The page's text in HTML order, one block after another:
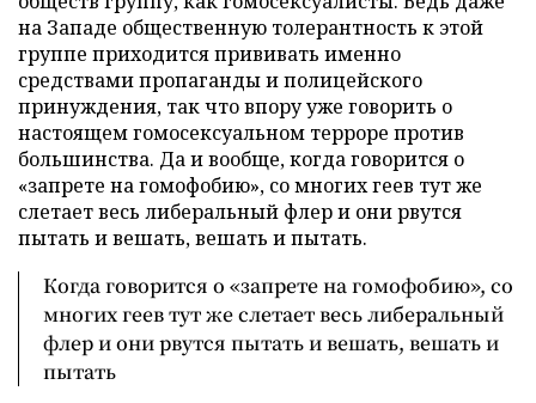
на Западе общественную толерантность к этой
группе приходится прививать именно
средствами пропаганды и полицейского
принуждения, так что впору уже говорить о
настоящем гомосексуальном терроре против
большинства. Да и вообще, когда говорится о
«запрете на гомофобию», со многих геев тут же
слетает весь либеральный флер и они рвутся
пытать и вешать, вешать и пытать.
Когда говорится о «запрете на гомофобию», со
многих геев тут же слетает весь либеральный
флер и они рвутся пытать и вешать, вешать и
пытать